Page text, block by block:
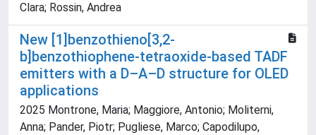
Clara; Rossin, Andrea
New [1]benzothieno[3,2-
b]benzothiophene-tetraoxide-based TADF
emitters with a D–A–D structure for OLED
applications
2025 Montrone, Maria; Maggiore, Antonio; Moliterni,
Anna; Pander, Piotr; Pugliese, Marco; Capodilupo,